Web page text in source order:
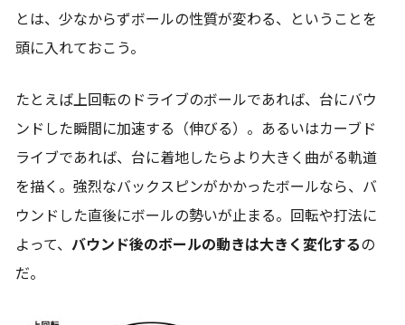
とは、少なからずボールの性質が変わる、ということを
頭に入れておこう。
たとえば上回転のドライブのボールであれば、台にバウ
ンドした瞬間に加速する（伸びる）。あるいはカーブド
ライブであれば、台に着地したらより大きく曲がる軌道
を描く。強烈なバックスピンがかかったボールなら、バ
ウンドした直後にボールの勢いが止まる。回転や打法に
よって、 バウンド後のボールの動きは大きく変化するの
だ。